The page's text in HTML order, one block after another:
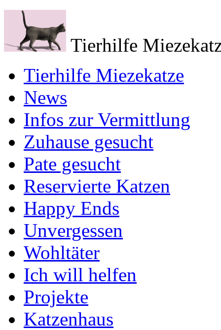
Tierhilfe
Tierhilfe Miezekatze
News
Infos zur Vermittlung
Zuhause gesucht
Pate gesucht
Reservierte Katzen
Happy Ends
Unvergessen
Wohltäter
Ich will helfen
Projekte
Katzenhaus